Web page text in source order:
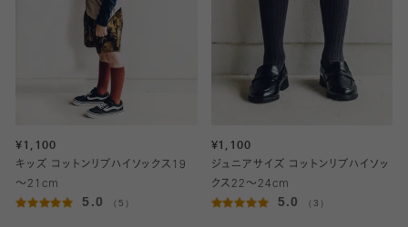
¥1,100
キッズ コットンリブハイソックス19
～21cm
5.0 （5）
¥1,100
ジュニアサイズ コットンリブハイソッ
クス22～24cm
5.0 （3）